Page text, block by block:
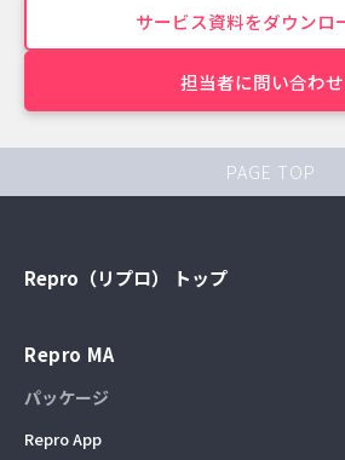
サービス資料をダウンロ
担当者に問い合わ
PAGE TOP
Repro（リプロ） トップ
Repro MA
パッケージ
Repro App